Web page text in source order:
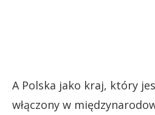
A Polska jako kraj, który
włączony w